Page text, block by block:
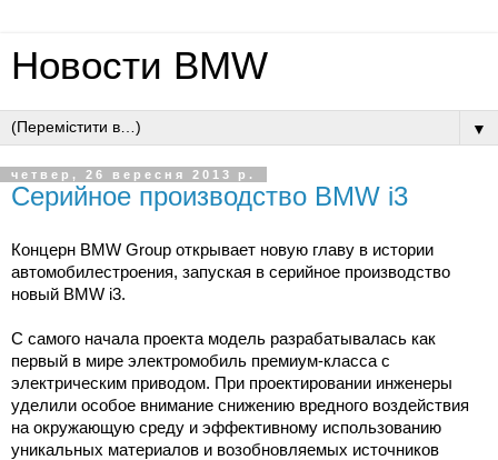
Новости BMW
▼
четвер, 26 вересня 2013 р.
Серийное производство BMW i3
Концерн BMW Group открывает новую главу в истории
автомобилестроения, запуская в серийное производство
новый BMW i3.
С самого начала проекта модель разрабатывалась как
первый в мире электромобиль премиум-класса с
электрическим приводом. При проектировании инженеры
уделили особое внимание снижению вредного воздействия
на окружающую среду и эффективному использованию
уникальных материалов и возобновляемых источников